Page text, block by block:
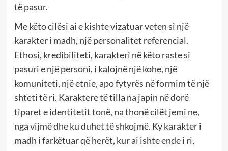
të pasur.
Me këto cilësi ai e kishte vizatuar veten si një
karakter i madh, një personalitet referencial.
Ethosi, kredibiliteti, karakteri në këto raste si
pasuri e një personi, i kalojnë një kohe, një
komuniteti, një etnie, apo fytyrës në formim të një
shteti të ri. Karaktere të tilla na japin në dorë
tiparet e identitetit tonë, na thonë cilët jemi ne,
nga vijmë dhe ku duhet të shkojmë. Ky karakter i
madh i farkëtuar që herët, kur ai ishte ende i ri,